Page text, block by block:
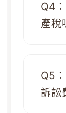
Q4
產稅
Q5
訴訟